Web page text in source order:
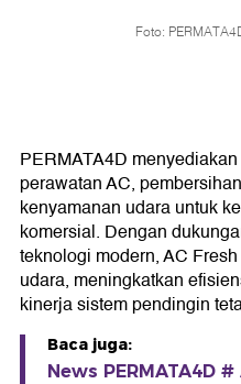
Foto:
PERMATA4D
perawatan AC,
kenyamanan udara untuk
komersial. Dengan
teknologi modern, AC
udara, meningkatkan
kinerja sistem pendingin
Baca juga:
News PERMATA4D